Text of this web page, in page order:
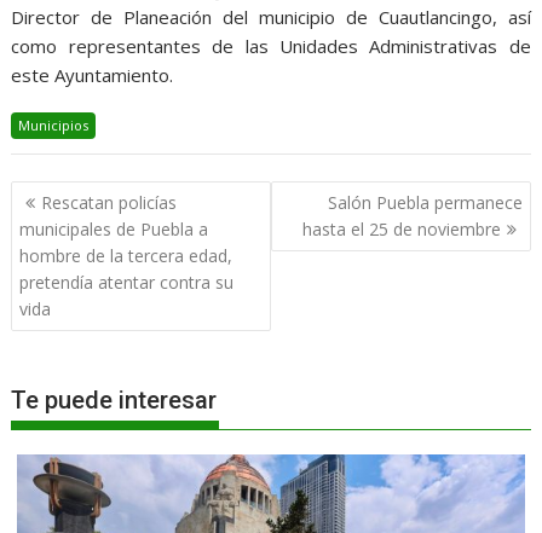
Director de Planeación del municipio de Cuautlancingo, así
como representantes de las Unidades Administrativas de
este Ayuntamiento.
Municipios
Navegación
de
entradas
Rescatan policías
municipales de Puebla a
hombre de la tercera edad,
pretendía atentar contra su
vida
Salón Puebla permanece
hasta el 25 de noviembre
Te puede interesar